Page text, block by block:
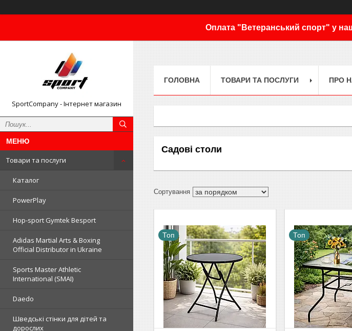
Оплата "Ветеранський спорт" у
SportCompany - Інтернет магазин
Товари та послуги
Каталог
PowerPlay
Hop-sport Gymtek Besport
Adidas Martial Arts & Boxing
Official Distributor in Ukraine
Sports Master Athletic
International (SMAI)
Daedo
Шведські стінки для дітей та
дорослих
ГОЛОВНА ТОВАРИ ТА ПОСЛУГИ ПРО
Садові столи
Топ Топ